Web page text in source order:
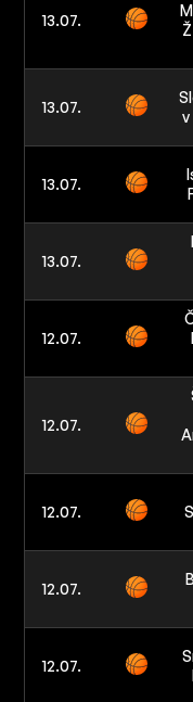
13.07.
13.07.
13.07.
13.07.
12.07.
12.07.
12.07.
12.07.
12.07.